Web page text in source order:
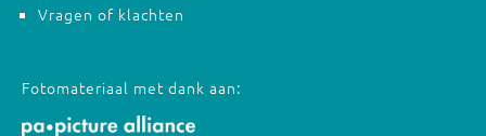
Vragen of klachten
Fotomateriaal met dank aan: